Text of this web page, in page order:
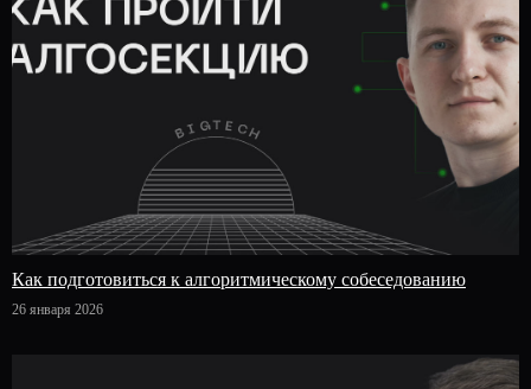
Как подготовиться к алгоритмическому собеседованию
26 января 2026